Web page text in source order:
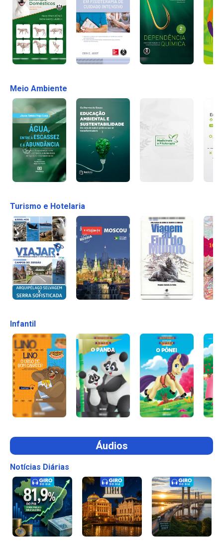
Meio Ambiente
Turismo e Hotelaria
Infantil
Áudios
Notícias Diárias